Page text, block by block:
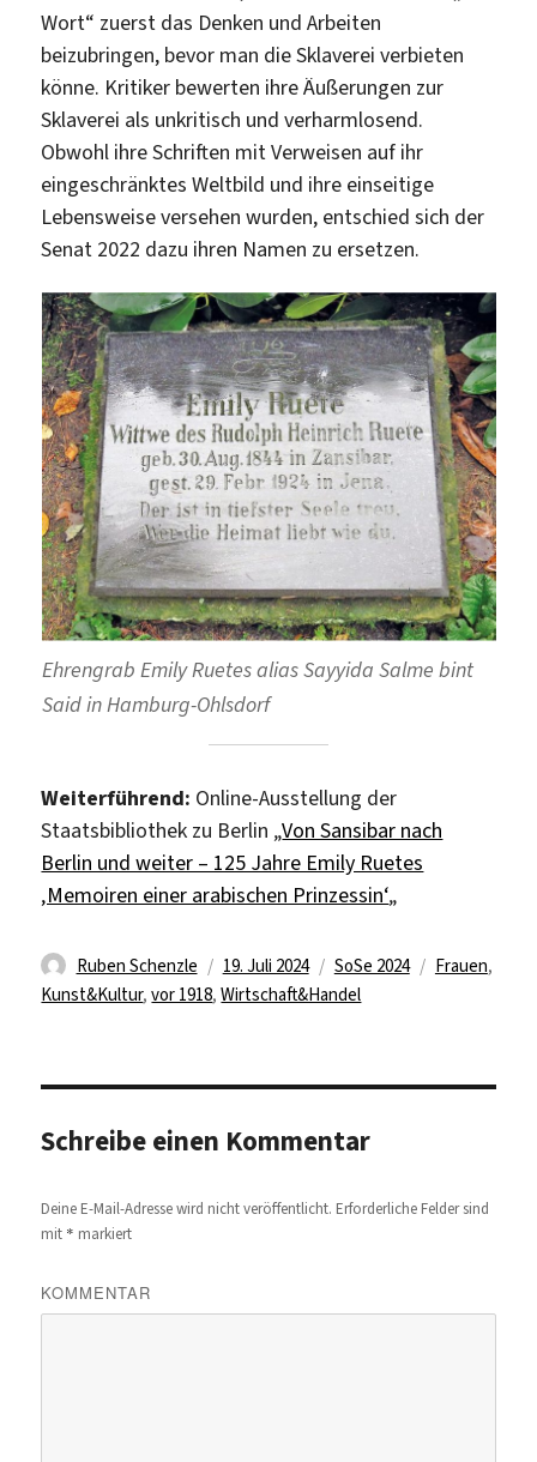
Wort“ zuerst das Denken und Arbeiten
beizubringen, bevor man die Sklaverei verbieten
könne. Kritiker bewerten ihre Äußerungen zur
Sklaverei als unkritisch und verharmlosend.
Obwohl ihre Schriften mit Verweisen auf ihr
eingeschränktes Weltbild und ihre einseitige
Lebensweise versehen wurden, entschied sich der
Senat 2022 dazu ihren Namen zu ersetzen.
Ehrengrab Emily Ruetes alias Sayyida Salme bint
Said in Hamburg-Ohlsdorf
Weiterführend: Online-Ausstellung der
Staatsbibliothek zu Berlin „Von Sansibar nach
Berlin und weiter – 125 Jahre Emily Ruetes
‚Memoiren einer arabischen Prinzessin‘„
Autor
Ruben Schenzle
Veröffentlicht
am
19. Juli 2024 Kategorien
SoSe 2024 Schlagwörter
Frauen,
Kunst&Kultur,vor 1918,Wirtschaft&Handel
Schreibe einen Kommentar
Deine E-Mail-Adresse wird nicht veröffentlicht. Erforderliche Felder sind
mit * markiert
KOMMENTAR